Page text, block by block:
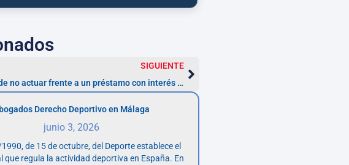
SIGUIENTE
Consecuencias de no actuar frente a un préstamo con interés usurario
Derecho Deportivo en Málaga
junio 3, 2026
de 15 de octubre, del Deporte establece el
que regula la actividad deportiva en España. En